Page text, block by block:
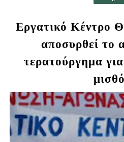
Εργατικό Κέντρο
αποσυρθεί το
τερατούργημα